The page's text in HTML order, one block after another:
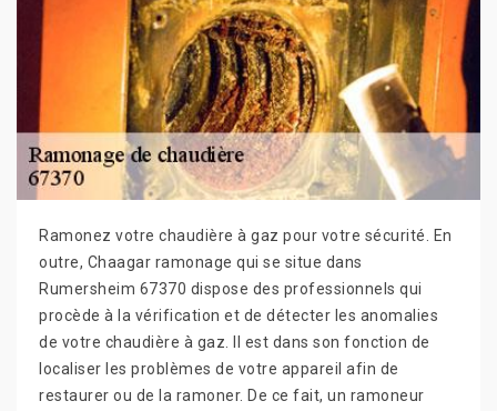
Ramonez votre chaudière à gaz pour votre sécurité. En
outre, Chaagar ramonage qui se situe dans
Rumersheim 67370 dispose des professionnels qui
procède à la vérification et de détecter les anomalies
de votre chaudière à gaz. Il est dans son fonction de
localiser les problèmes de votre appareil afin de
restaurer ou de la ramoner. De ce fait, un ramoneur